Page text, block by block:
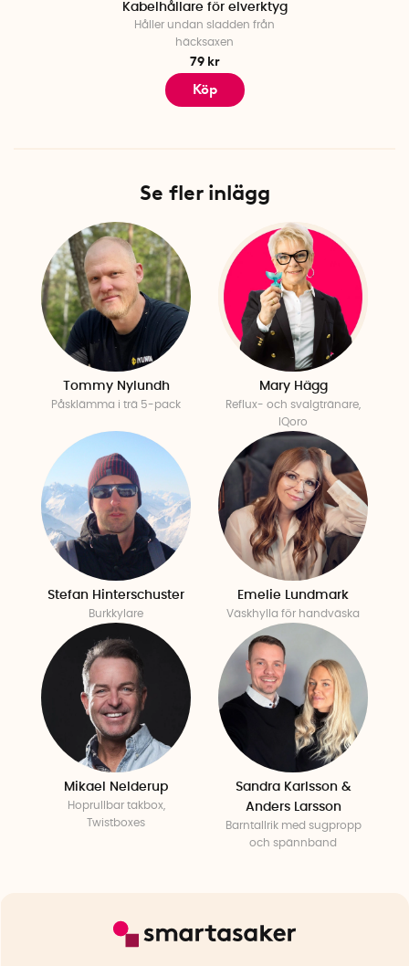
Kabelhållare för elverktyg
Håller undan sladden från
häcksaxen
79 kr
Köp
Se fler inlägg
Tommy Nylundh
Påsklämma i trä 5-pack
Mary Hägg
Reflux- och svalgtränare,
IQoro
Stefan Hinterschuster
Burkkylare
Emelie Lundmark
Väskhylla för handväska
Mikael Nelderup
Hoprullbar takbox,
Twistboxes
Sandra Karlsson &
Anders Larsson
Barntallrik med sugpropp
och spännband